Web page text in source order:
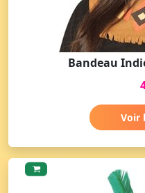
Bandeau
Voir